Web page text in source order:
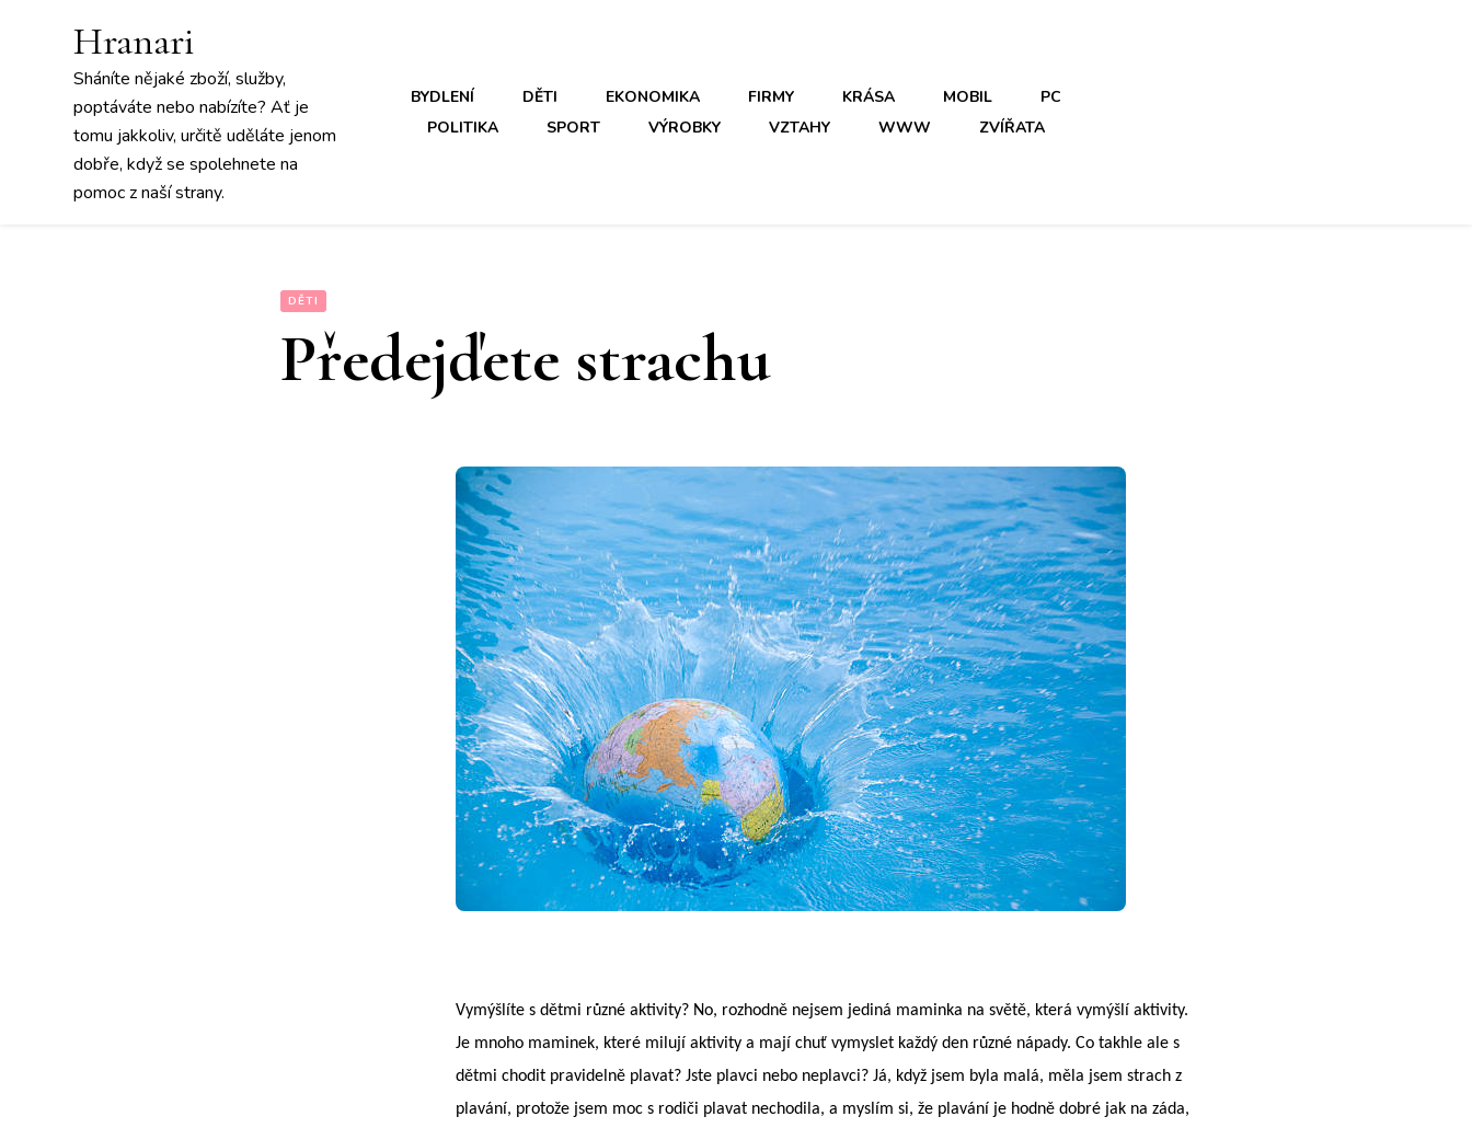
Hranari
Sháníte nějaké zboží, služby,
poptáváte nebo nabízíte? Ať je
tomu jakkoliv, určitě uděláte jenom
dobře, když se spolehnete na
pomoc z naší strany.
BYDLENÍ DĚTI EKONOMIKA FIRMY KRÁSA MOBIL
PC
POLITIKA
SPORT VÝROBKY VZTAHY WWW ZVÍŘATA
DĚTI
Předejďete strachu
Vymýšlíte s dětmi různé aktivity? No, rozhodně nejsem jediná maminka na světě, která vymýšlí aktivity.
Je mnoho maminek, které milují aktivity a mají chuť vymyslet každý den různé nápady. Co takhle ale s
dětmi chodit pravidelně plavat? Jste plavci nebo neplavci? Já, když jsem byla malá, měla jsem strach z
plavání, protože jsem moc s rodiči plavat nechodila, a myslím si, že plavání je hodně dobré jak na záda,